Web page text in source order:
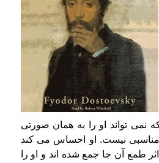
نمی تواند او را به همان صورتی
مناسبی نیست. او احساس می کند
طمع آن جا جمع شده اند و او را